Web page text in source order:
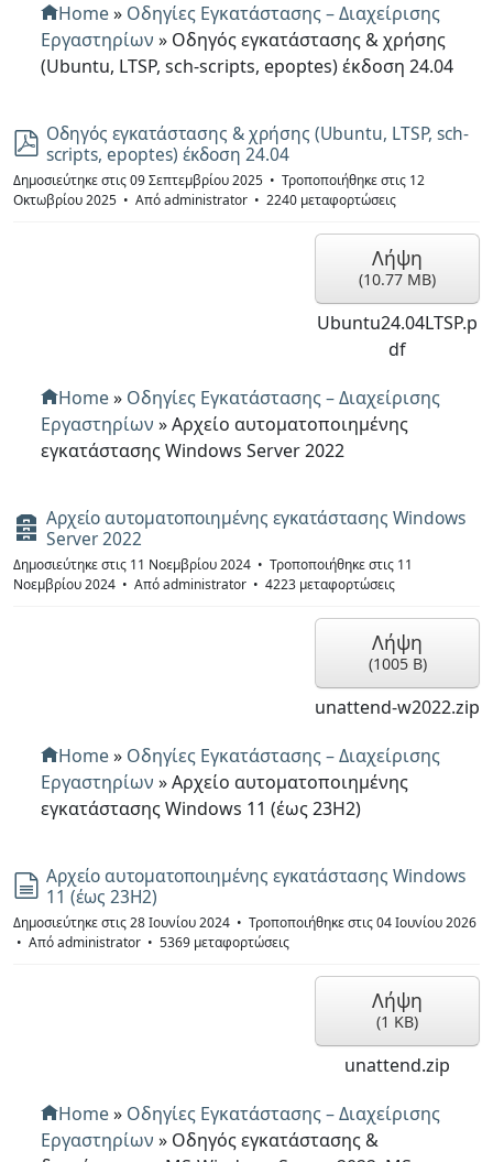
Home» Οδηγίες Εγκατάστασης – Διαχείρισης
Εργαστηρίων » Οδηγός εγκατάστασης & χρήσης
(Ubuntu, LTSP, sch-scripts, epoptes) έκδοση 24.04
p
d
f
Οδηγός εγκατάστασης & χρήσης (Ubuntu, LTSP, sch-
scripts, epoptes) έκδοση 24.04
Δημοσιεύτηκε στις 09 Σεπτεμβρίου 2025
Τροποποιήθηκε στις 12
Οκτωβρίου 2025
Απόadministrator 2240 μεταφορτώσεις
Λήψη
(10.77 MB)
Ubuntu24.04LTSP.p
df
Home» Οδηγίες Εγκατάστασης – Διαχείρισης
Εργαστηρίων »Αρχείο αυτοματοποιημένης
εγκατάστασης Windows Server 2022
Α
ρ
χ
ε
Αρχείο αυτοματοποιημένης εγκατάστασης Windows
Server 2022
Δημοσιεύτηκε στις 11 Νοεμβρίου 2024
Τροποποιήθηκε στις 11
Νοεμβρίου 2024
Απόadministrator 4223 μεταφορτώσεις
Λήψη
(1005 B)
unattend-w2022.zip
Home» Οδηγίες Εγκατάστασης – Διαχείρισης
Εργαστηρίων »Αρχείο αυτοματοποιημένης
εγκατάστασης Windows 11 (έως 23H2)
Έ
γ
ρ
Αρχείο αυτοματοποιημένης εγκατάστασης Windows
11 (έως 23H2)
Δημοσιεύτηκε στις 28 Ιουνίου 2024
Τροποποιήθηκε στις 04 Ιουνίου 2026
Απόadministrator 5369 μεταφορτώσεις
Λήψη
(1 KB)
unattend.zip
Home» Οδηγίες Εγκατάστασης – Διαχείρισης
Εργαστηρίων » Οδηγός εγκατάστασης &